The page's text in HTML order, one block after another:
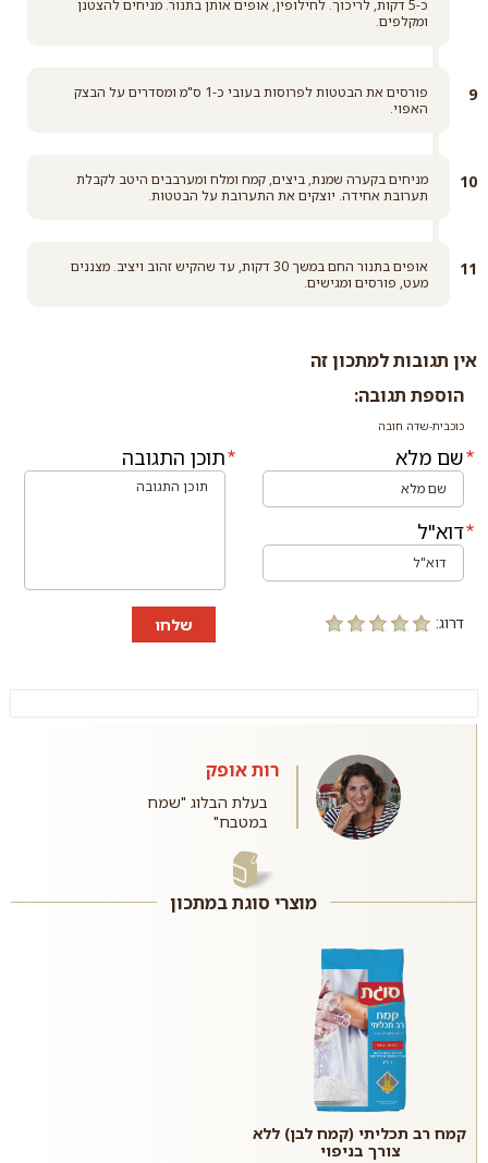
כ-5 דקות, לריכוך. לחילופין, אופים אותן בתנור. מניחים להצטנן
ומקלפים.
פורסים את הבטטות לפרוסות בעובי כ-1 ס"מ ומסדרים על הבצק
האפוי.
מניחים בקערה שמנת, ביצים, קמח ומלח ומערבבים היטב לקבלת
תערובת אחידה. יוצקים את התערובת על הבטטות.
אופים בתנור החם במשך 30 דקות, עד שהקיש זהוב ויציב. מצננים
מעט, פורסים ומגישים.
אין תגובות למתכון זה
הוספת תגובה:
כוכבית-שדה חובה
שם מלא
דוא"ל
תוכן התגובה
דרוג: שלחו
רות אופק
בעלת הבלוג "שמח
במטבח"
מוצרי סוגת במתכון
קמח רב תכליתי (קמח לבן) ללא
צורך בניפוי